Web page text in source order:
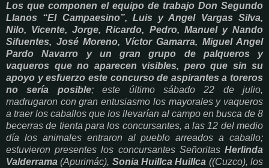
Los que componen el equipo de trabajo Don Segundo
Llanos “El Campaesino”, Luis y Angel Vargas Silva,
Nilo, Vicente, Jorge, Ricardo, Pedro, Manuel y Nando
Sifuentes, José Moreno, Víctor Gamarra, Miguel Angel
Pardo Navarro y un gran grupo de palqueros y
vaqueros que no aparecen visibles, pero que sin su
apoyo y esfuerzo este concurso de aspirantes a toreros
no sería posible; este último sábado 22 de julio,
madrugaron con gran entusiasmo los mayorales y vaqueros
a traer los caballos que los llevarían al campo en busca de 8
becerras de tienta para los concursantes, a las 12 del medio
día los animales entraron al pueblo arreados a caballo;
estuvieron presentes los concursantes Señoritas Herlinda
Valderrama (Apurimác), Sonia Huillca Huillca ((Cuzco), los